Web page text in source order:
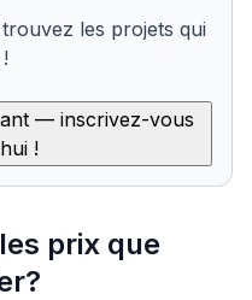
les projets qui
— inscrivez-vous
!
prix que